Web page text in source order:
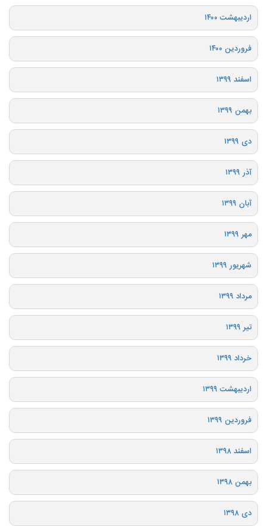
اردیبهشت ۱۴۰۰
فروردین ۱۴۰۰
اسفند ۱۳۹۹
بهمن ۱۳۹۹
دی ۱۳۹۹
آذر ۱۳۹۹
آبان ۱۳۹۹
مهر ۱۳۹۹
شهریور ۱۳۹۹
مرداد ۱۳۹۹
تیر ۱۳۹۹
خرداد ۱۳۹۹
اردیبهشت ۱۳۹۹
فروردین ۱۳۹۹
اسفند ۱۳۹۸
بهمن ۱۳۹۸
دی ۱۳۹۸